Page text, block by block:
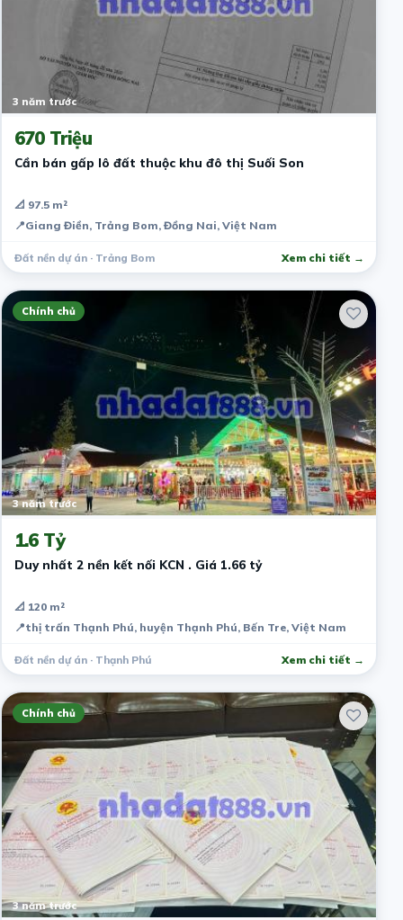
3 năm trước
670 Triệu
Cần bán gấp lô đất thuộc khu đô thị Suối Son
📐 97.5 m²
📍Giang Điền, Trảng Bom, Đồng Nai, Việt Nam
Đất nền dự án · Trảng Bom Xem chi tiết →
Chính chủ
3 năm trước
1.6 Tỷ
Duy nhất 2 nền kết nối KCN . Giá 1.66 tỷ
📐 120 m²
📍thị trấn Thạnh Phú, huyện Thạnh Phú, Bến Tre, Việt Nam
Đất nền dự án · Thạnh Phú Xem chi tiết →
Chính chủ
3 năm trước